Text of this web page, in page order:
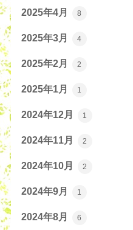
2025年4月 8
2025年3月 4
2025年2月 2
2025年1月 1
2024年12月 1
2024年11月 2
2024年10月 2
2024年9月 1
2024年8月 6